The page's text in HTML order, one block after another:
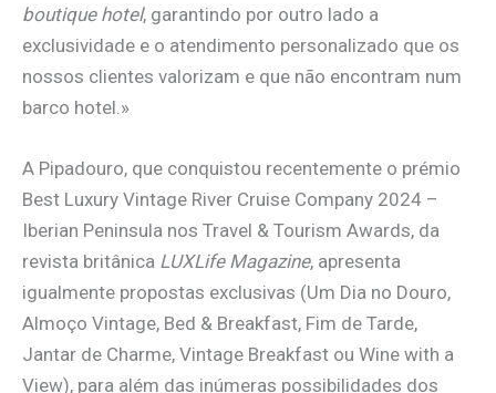
boutique hotel, garantindo por outro lado a
exclusividade e o atendimento personalizado que os
nossos clientes valorizam e que não encontram num
barco hotel.»
A Pipadouro, que conquistou recentemente o prémio
Best Luxury Vintage River Cruise Company 2024 –
Iberian Peninsula nos Travel & Tourism Awards, da
revista britânica LUXLife Magazine, apresenta
igualmente propostas exclusivas (Um Dia no Douro,
Almoço Vintage, Bed & Breakfast, Fim de Tarde,
Jantar de Charme, Vintage Breakfast ou Wine with a
View), para além das inúmeras possibilidades dos